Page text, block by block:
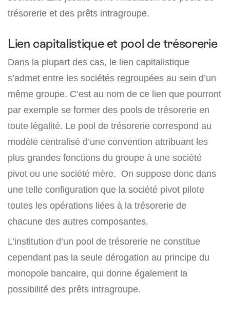
trésorerie et des prêts intragroupe.
Lien capitalistique et pool de trésorerie
Dans la plupart des cas, le lien capitalistique
s’admet entre les sociétés regroupées au sein d’un
même groupe. C’est au nom de ce lien que pourront
par exemple se former des pools de trésorerie en
toute légalité. Le pool de trésorerie correspond au
modèle centralisé d’une convention attribuant les
plus grandes fonctions du groupe à une société
pivot ou une société mère. On suppose donc dans
une telle configuration que la société pivot pilote
toutes les opérations liées à la trésorerie de
chacune des autres composantes.
L’institution d’un pool de trésorerie ne constitue
cependant pas la seule dérogation au principe du
monopole bancaire, qui donne également la
possibilité des prêts intragroupe.